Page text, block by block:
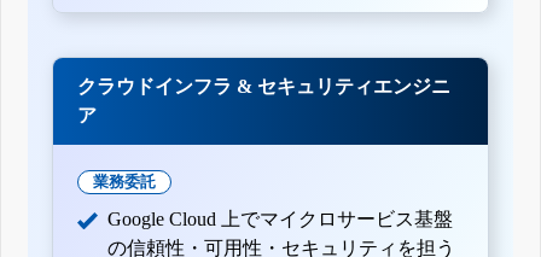
クラウドインフラ & セキュリティエンジニ
ア
業務委託
Google Cloud 上でマイクロサービス基盤
の信頼性・可用性・セキュリティを担う